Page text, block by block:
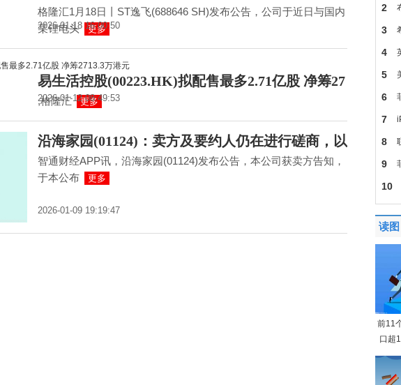
格隆汇1月18日丨ST逸飞(688646 SH)发布公告，公司于近日与国内
某锂电头
更多
2026-01-18 16:00:50
易生活控股(00223.HK)拟配售最多2.71亿股 净筹27
,格隆汇 更多
2026-01-12 08:49:53
沿海家园(01124)：卖方及要约人仍在进行磋商，以
智通财经APP讯，沿海家园(01124)发布公告，本公司获卖方告知，
于本公布
更多
2026-01-09 19:19:47
在2
紧3
的4
5
6
照7
有8
9
布10
读图
前11
口超